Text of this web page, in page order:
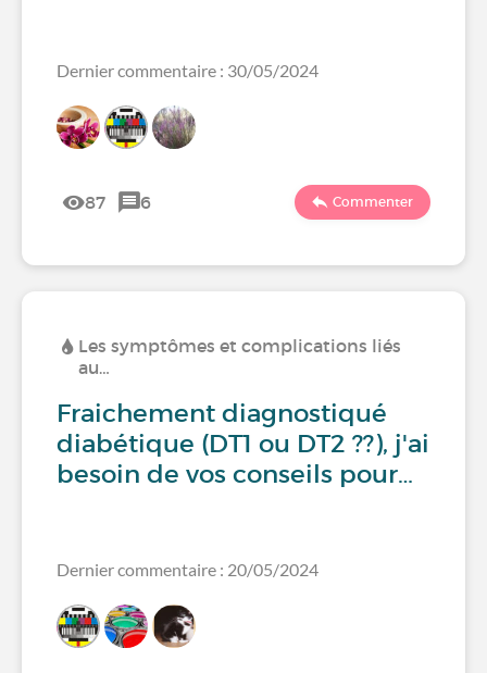
Dernier commentaire : 30/05/2024
87 6 Commenter
Les symptômes et complications liés
au…
Fraichement diagnostiqué
diabétique (DT1 ou DT2 ??), j'ai
besoin de vos conseils pour…
Dernier commentaire : 20/05/2024